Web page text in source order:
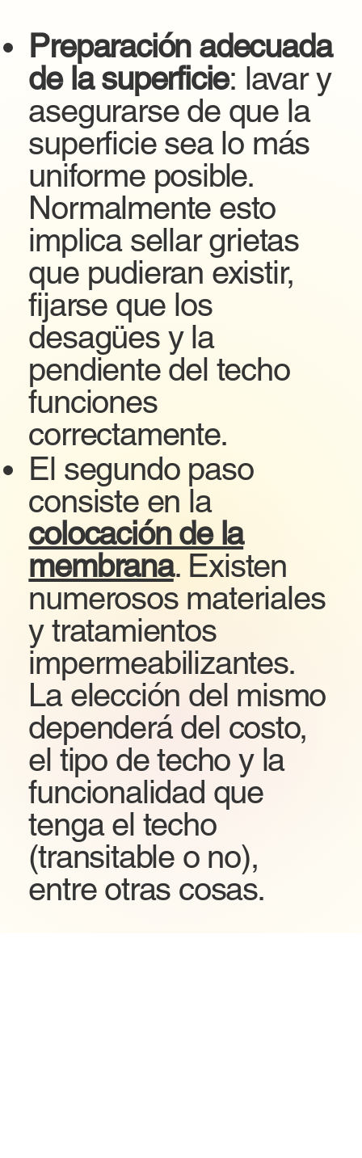
Preparación adecuada
de la superficie: lavar y
asegurarse de que la
superficie sea lo más
uniforme posible.
Normalmente esto
implica sellar grietas
que pudieran existir,
fijarse que los
desagües y la
pendiente del techo
funciones
correctamente.
El segundo paso
consiste en la
colocación de la
membrana. Existen
numerosos materiales
y tratamientos
impermeabilizantes.
La elección del mismo
dependerá del costo,
el tipo de techo y la
funcionalidad que
tenga el techo
(transitable o no),
entre otras cosas.